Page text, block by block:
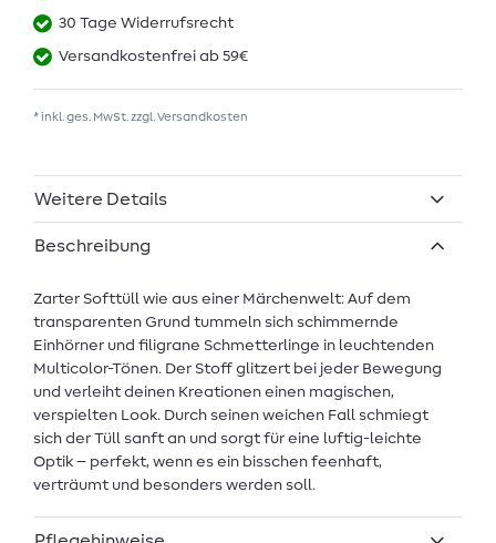
30 Tage Widerrufsrecht
Versandkostenfrei ab 59€
* inkl. ges. MwSt. zzgl.Versandkosten
Weitere Details
Beschreibung
Zarter Softtüll wie aus einer Märchenwelt: Auf dem
transparenten Grund tummeln sich schimmernde
Einhörner und filigrane Schmetterlinge in leuchtenden
Multicolor-Tönen. Der Stoff glitzert bei jeder Bewegung
und verleiht deinen Kreationen einen magischen,
verspielten Look. Durch seinen weichen Fall schmiegt
sich der Tüll sanft an und sorgt für eine luftig-leichte
Optik – perfekt, wenn es ein bisschen feenhaft,
verträumt und besonders werden soll.